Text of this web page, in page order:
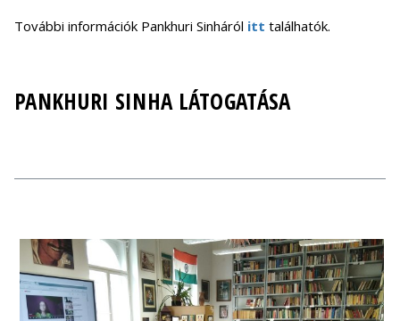
További információk Pankhuri Sinháról itt találhatók.
PANKHURI SINHA LÁTOGATÁSA